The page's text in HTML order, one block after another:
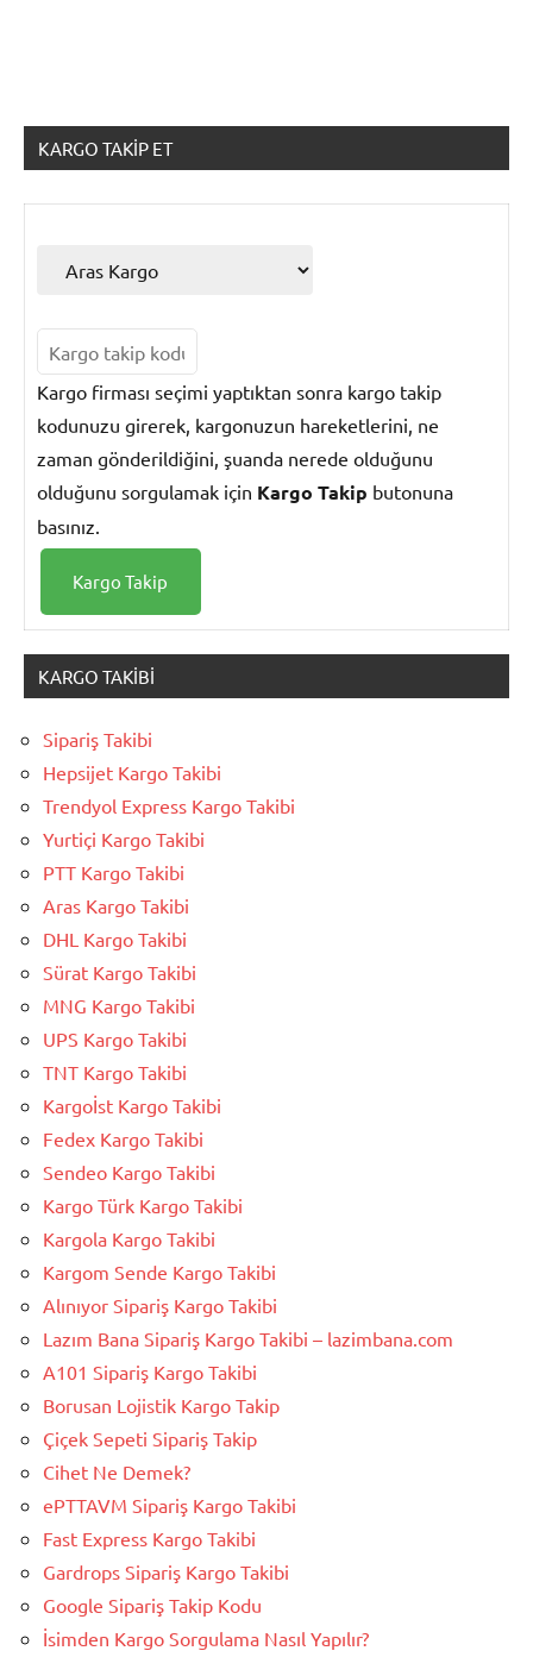
KARGO TAKIP ET
Kargo firması seçimi yaptıktan sonra kargo takip
kodunuzu girerek, kargonuzun hareketlerini, ne
zaman gönderildiğini, şuanda nerede olduğunu
olduğunu sorgulamak için Kargo Takip butonuna
basınız.
KARGO TAKIBI
Sipariş Takibi
Hepsijet Kargo Takibi
Trendyol Express Kargo Takibi
Yurtiçi Kargo Takibi
PTT Kargo Takibi
Aras Kargo Takibi
DHL Kargo Takibi
Sürat Kargo Takibi
MNG Kargo Takibi
UPS Kargo Takibi
TNT Kargo Takibi
Kargoİst Kargo Takibi
Fedex Kargo Takibi
Sendeo Kargo Takibi
Kargo Türk Kargo Takibi
Kargola Kargo Takibi
Kargom Sende Kargo Takibi
Alınıyor Sipariş Kargo Takibi
Lazım Bana Sipariş Kargo Takibi – lazimbana.com
A101 Sipariş Kargo Takibi
Borusan Lojistik Kargo Takip
Çiçek Sepeti Sipariş Takip
Cihet Ne Demek?
ePTTAVM Sipariş Kargo Takibi
Fast Express Kargo Takibi
Gardrops Sipariş Kargo Takibi
Google Sipariş Takip Kodu
İsimden Kargo Sorgulama Nasıl Yapılır?